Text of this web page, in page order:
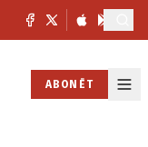
ABONĒT